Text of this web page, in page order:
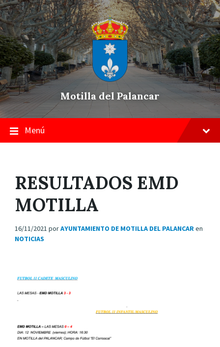
Skip
to
content
Saltar
a
la
navegación
principal
Saltar
a
pie
de
página
Motilla del Palancar
Menú
RESULTADOS EMD
MOTILLA
16/11/2021 porAYUNTAMIENTO DE MOTILLA DEL PALANCARen
NOTICIAS